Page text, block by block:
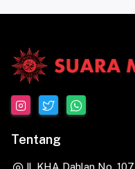
Tentang
Jl. KHA Dahlan No.